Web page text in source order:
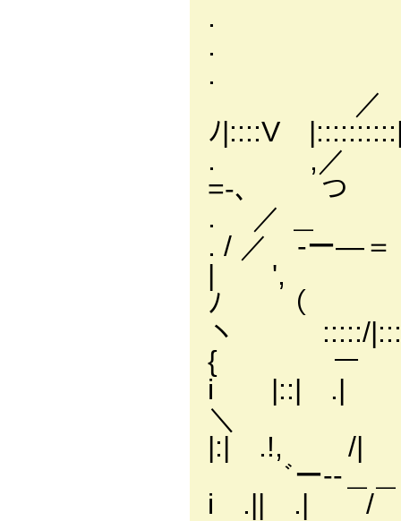
. |:::/::/
. |:/,へ上
. _＿ﾚ
／ |
ﾉ|::::V
. ,／ ―--、
=-、 つ
. ／ ＿
. / ／ -ー―
| ',
ﾉ （
ヽ
{ ー ﾂ
i |::| .|
＼ ノ
|:| .!, /|
゛ー--
i .|| .| /